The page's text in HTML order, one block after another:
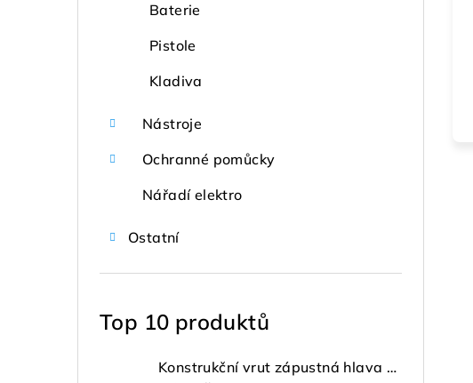
Baterie
Pistole
Kladiva
Nástroje
Ochranné pomůcky
Nářadí elektro
Ostatní
Top 10 produktů
Konstrukční vrut zápustná hlava ø 4 TX20 ZŽ